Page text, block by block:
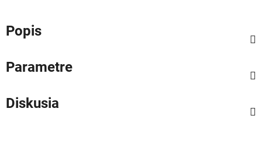
Popis
Parametre
Diskusia